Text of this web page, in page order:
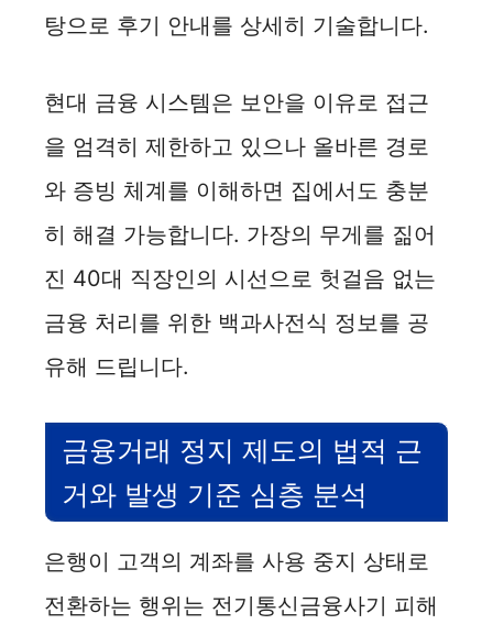
탕으로 후기 안내를 상세히 기술합니다.
현대 금융 시스템은 보안을 이유로 접근
을 엄격히 제한하고 있으나 올바른 경로
와 증빙 체계를 이해하면 집에서도 충분
히 해결 가능합니다. 가장의 무게를 짊어
진 40대 직장인의 시선으로 헛걸음 없는
금융 처리를 위한 백과사전식 정보를 공
유해 드립니다.
금융거래 정지 제도의 법적 근
거와 발생 기준 심층 분석
은행이 고객의 계좌를 사용 중지 상태로
전환하는 행위는 전기통신금융사기 피해